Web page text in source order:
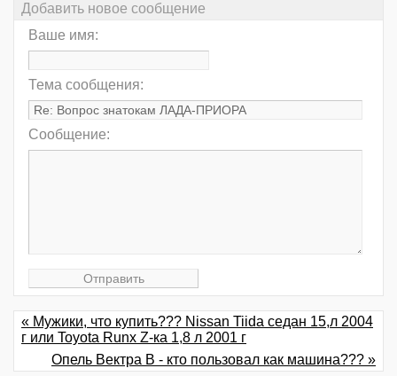
Добавить новое сообщение
Ваше имя:
Тема сообщения:
Сообщение:
« Мужики, что купить??? Nissan Tiida седан 15,л 2004
г или Toyota Runx Z-ка 1,8 л 2001 г
Опель Вектра В - кто пользовал как машина??? »